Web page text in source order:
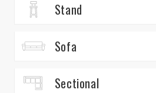
Stand
Sofa
Sectional